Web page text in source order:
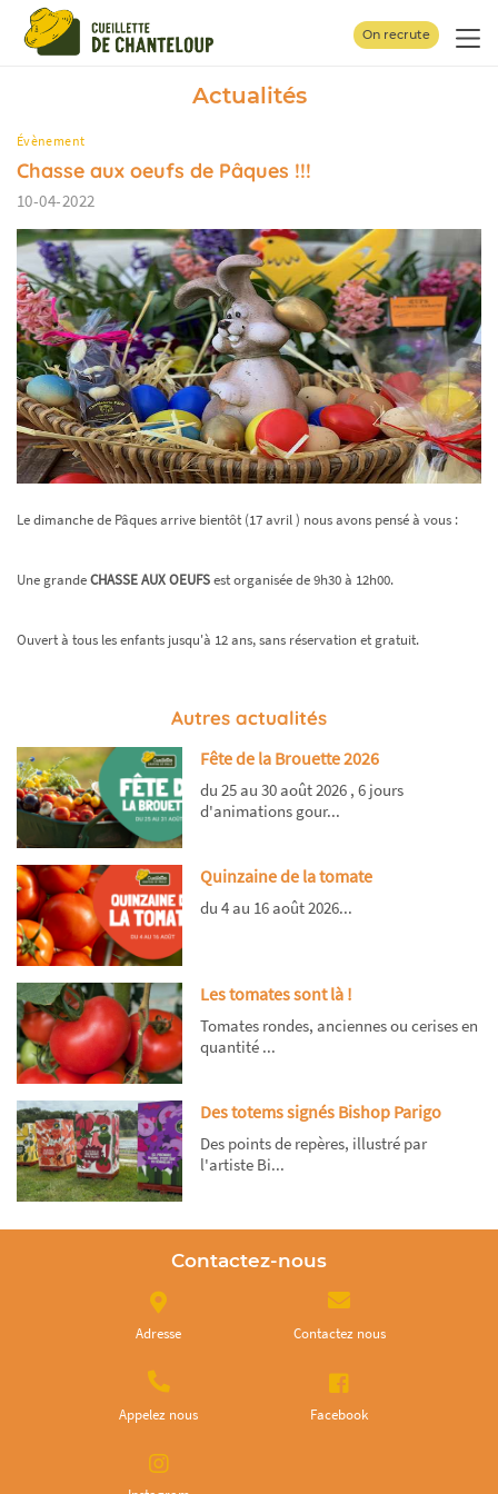
On recrute
Actualités
Évènement
Chasse aux oeufs de Pâques !!!
10-04-2022
Le dimanche de Pâques arrive bientôt (17 avril ) nous avons pensé à vous :
Une grandeCHASSE AUX OEUFSest organisée de 9h30 à 12h00.
Ouvert à tous les enfants jusqu'à 12 ans, sans réservation et gratuit.
Autres actualités
Fête de la Brouette 2026
du 25 au 30 août 2026 , 6 jours
d'animations gour...
Quinzaine de la tomate
du 4 au 16 août 2026...
Les tomates sont là !
Tomates rondes, anciennes ou cerises en
quantité ...
Des totems signés Bishop Parigo
Des points de repères, illustré par
l'artiste Bi...
Contactez-nous
Adresse Contactez nous
Appelez nous Facebook
Panneau de gestion des cookies